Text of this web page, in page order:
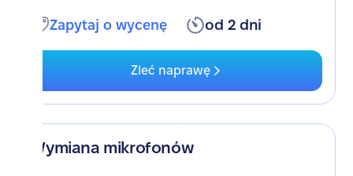
Zapytaj o wycenę od 2 dni
Zleć naprawę
Wymiana mikrofonów